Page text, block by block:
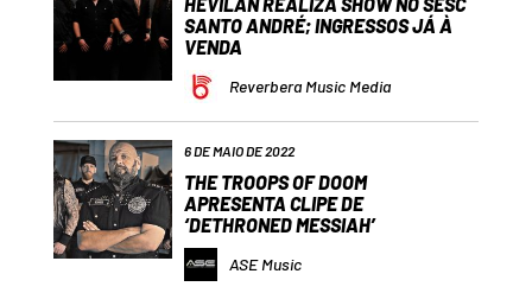
SANTO ANDRÉ; INGRESSOS JÁ À
VENDA
Reverbera Music Media
6 DE MAIO DE 2022
THE TROOPS OF DOOM
APRESENTA CLIPE DE
‘DETHRONED MESSIAH’
ASE Music